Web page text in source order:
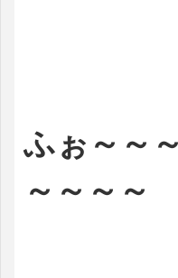
ふぉ～～
～～～～